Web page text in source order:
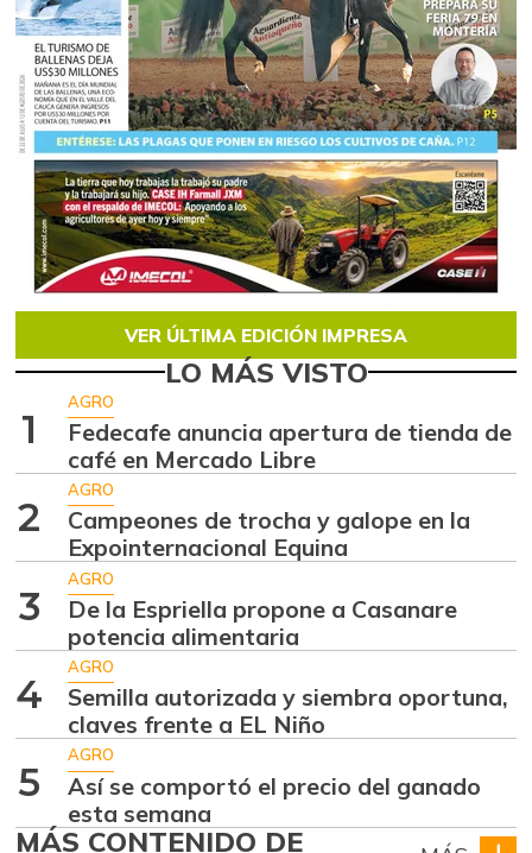
VER ÚLTIMA EDICIÓN IMPRESA
LO MÁS VISTO
1
AGRO
Fedecafe anuncia apertura de tienda de
café en Mercado Libre
2
AGRO
Campeones de trocha y galope en la
Expointernacional Equina
3
AGRO
De la Espriella propone a Casanare
potencia alimentaria
4
AGRO
Semilla autorizada y siembra oportuna,
claves frente a EL Niño
5
AGRO
Así se comportó el precio del ganado
esta semana
MÁS CONTENIDO DE